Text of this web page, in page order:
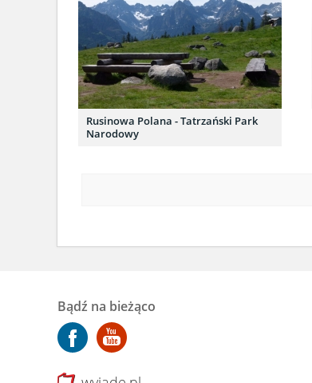
Rusinowa Polana - Tatrzański Park
Narodowy
Bądź na bieżąco